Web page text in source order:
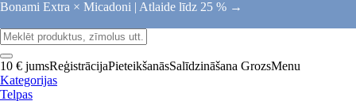
Bonami Extra × Micadoni | Atlaide līdz 25 % →
10 € jumsReģistrācijaPieteikšanāsSalīdzināšana GrozsMenu
Kategorijas
Telpas